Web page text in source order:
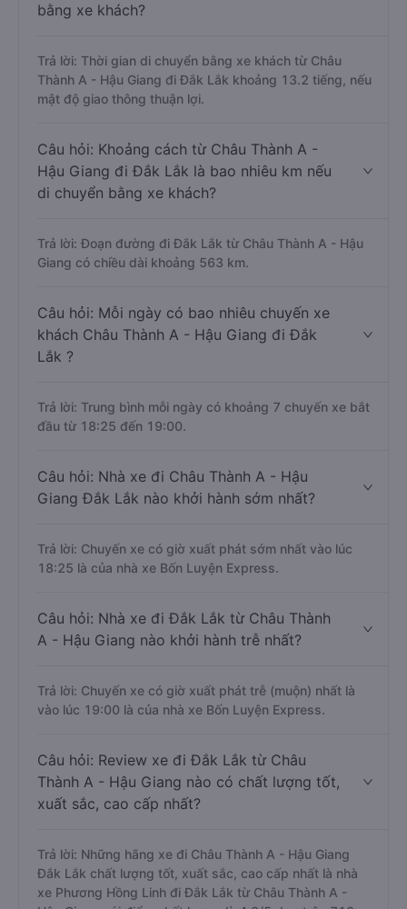
bằng xe khách?
Trả lời: Thời gian di chuyển bằng xe khách từ Châu
Thành A - Hậu Giang đi Đắk Lắk khoảng 13.2 tiếng, nếu
mật độ giao thông thuận lợi.
Câu hỏi: Khoảng cách từ Châu Thành A -
Hậu Giang đi Đắk Lắk là bao nhiêu km nếu
di chuyển bằng xe khách?
Trả lời: Đoạn đường đi Đắk Lắk từ Châu Thành A - Hậu
Giang có chiều dài khoảng 563 km.
Câu hỏi: Mỗi ngày có bao nhiêu chuyến xe
khách Châu Thành A - Hậu Giang đi Đắk
Lắk ?
Trả lời: Trung bình mỗi ngày có khoảng 7 chuyến xe bắt
đầu từ 18:25 đến 19:00.
Câu hỏi: Nhà xe đi Châu Thành A - Hậu
Giang Đắk Lắk nào khởi hành sớm nhất?
Trả lời: Chuyến xe có giờ xuất phát sớm nhất vào lúc
18:25 là của nhà xe Bốn Luyện Express.
Câu hỏi: Nhà xe đi Đắk Lắk từ Châu Thành
A - Hậu Giang nào khởi hành trễ nhất?
Trả lời: Chuyến xe có giờ xuất phát trễ (muộn) nhất là
vào lúc 19:00 là của nhà xe Bốn Luyện Express.
Câu hỏi: Review xe đi Đắk Lắk từ Châu
Thành A - Hậu Giang nào có chất lượng tốt,
xuất sắc, cao cấp nhất?
Trả lời: Những hãng xe đi Châu Thành A - Hậu Giang
Đắk Lắk chất lượng tốt, xuất sắc, cao cấp nhất là nhà
xe Phương Hồng Linh đi Đắk Lắk từ Châu Thành A -